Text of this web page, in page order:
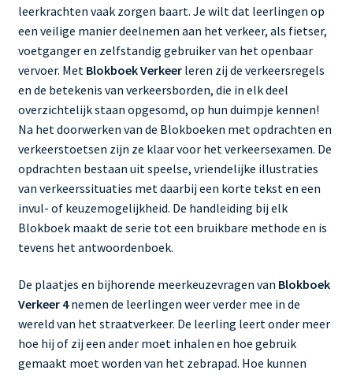
leerkrachten vaak zorgen baart. Je wilt dat leerlingen op
een veilige manier deelnemen aan het verkeer, als fietser,
voetganger en zelfstandig gebruiker van het openbaar
vervoer. Met Blokboek Verkeerleren zij de verkeersregels
en de betekenis van verkeersborden, die in elk deel
overzichtelijk staan opgesomd, op hun duimpje kennen!
Na het doorwerken van de Blokboeken met opdrachten en
verkeerstoetsen zijn ze klaar voor het verkeersexamen. De
opdrachten bestaan uit speelse, vriendelijke illustraties
van verkeerssituaties met daarbij een korte tekst en een
invul- of keuzemogelijkheid. De handleiding bij elk
Blokboek maakt de serie tot een bruikbare methode en is
tevens het antwoordenboek.
De plaatjes en bijhorende meerkeuzevragen van Blokboek
Verkeer 4nemen de leerlingen weer verder mee in de
wereld van het straatverkeer. De leerling leert onder meer
hoe hij of zij een ander moet inhalen en hoe gebruik
gemaakt moet worden van het zebrapad. Hoe kunnen